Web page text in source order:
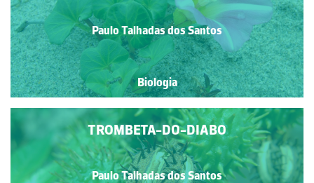
Paulo Talhadas dos Santos
Biologia
TROMBETA-DO-DIABO
Paulo Talhadas dos Santos